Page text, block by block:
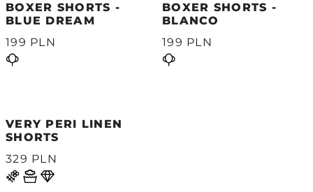
BOXER SHORTS -
BLUE DREAM
199 PLN
BOXER SHORTS -
BLANCO
199 PLN
VERY PERI LINEN
SHORTS
329 PLN